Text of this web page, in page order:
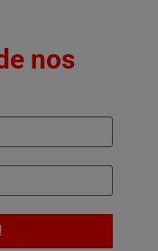
nos